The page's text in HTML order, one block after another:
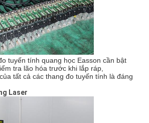
tuyến tính quang học Easson cần bật
tra lão hóa trước khi lắp ráp,
tất cả các thang đo tuyến tính là đáng
Laser